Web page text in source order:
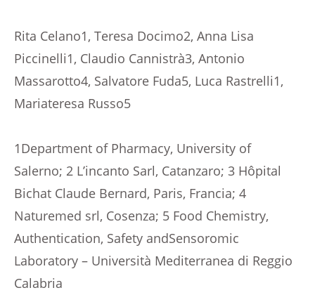
Rita Celano1, Teresa Docimo2, Anna Lisa
Piccinelli1, Claudio Cannistrà3, Antonio
Massarotto4, Salvatore Fuda5, Luca Rastrelli1,
Mariateresa Russo5
1Department of Pharmacy, University of
Salerno; 2 L’incanto Sarl, Catanzaro; 3 Hôpital
Bichat Claude Bernard, Paris, Francia; 4
Naturemed srl, Cosenza; 5 Food Chemistry,
Authentication, Safety andSensoromic
Laboratory – Università Mediterranea di Reggio
Calabria